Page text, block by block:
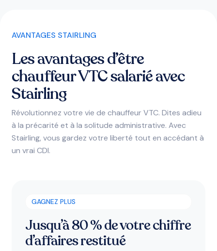
AVANTAGES STAIRLING
Les avantages d’être
chauffeur VTC salarié avec
Stairling
Révolutionnez votre vie de chauffeur VTC. Dites adieu
à la précarité et à la solitude administrative. Avec
Stairling, vous gardez votre liberté tout en accédant à
un vrai CDI.
GAGNEZ PLUS
Jusqu’à 80 % de votre chiffre
d’affaires restitué